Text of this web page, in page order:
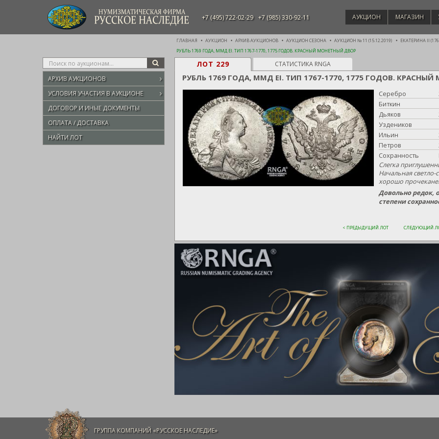
НУМИЗМАТИЧЕСКАЯ ФИРМА
РУССКОЕ НАСЛЕДИЕ +7 (495) 722-02-29 +7 (985) 330-92-11 АУКЦИОН МАГАЗИН
ГЛАВНАЯ АУКЦИОН АРХИВ АУКЦИОНОВ АУКЦИОН СЕЗОНА АУКЦИОН № 11 (15.12.2019)
ЕКАТЕРИНА II
РУБЛЬ 1769 ГОДА, ММД ЕI. ТИП 1767-1770, 1775 ГОДОВ. КРАСНЫЙ МОНЕТНЫЙ ДВОР
Type
your
search
here
SEARCH
АРХИВ АУКЦИОНОВ
УСЛОВИЯ УЧАСТИЯ В АУКЦИОНЕ
ДОГОВОР И ИНЫЕ ДОКУМЕНТЫ
ОПЛАТА / ДОСТАВКА
НАЙТИ ЛОТ
ЛОТ 229 СТАТИСТИКА RNGA
РУБЛЬ 1769 ГОДА, ММД ЕI. ТИП 1767-1770, 1775 ГОДОВ.
Серебро
Биткин
Дьяков
Уздеников
Ильин
Петров
Сохранность
Слегка
Начальная светло-
хорошо
Довольно редок,
степени
< ПРЕДЫДУЩИЙ ЛОТ СЛЕДУЮЩИЙ
ГРУППА КОМПАНИЙ «РУССКОЕ НАСЛЕДИЕ»